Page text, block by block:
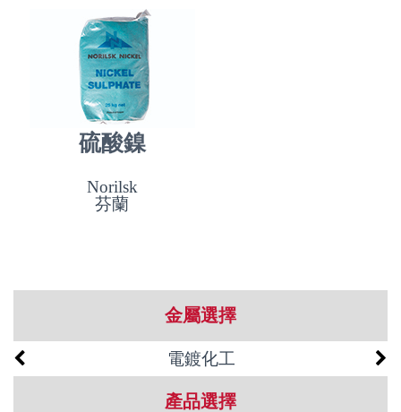
硫酸鎳
Norilsk
芬蘭
金屬選擇
電鍍化工
產品選擇